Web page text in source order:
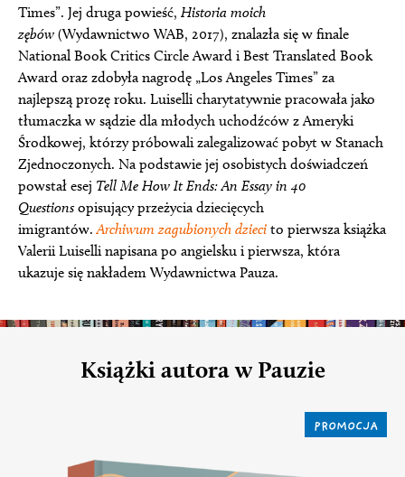
Times”. Jej druga powieść, Historia moich
zębów (Wydawnictwo WAB, 2017), znalazła się w finale
National Book Critics Circle Award i Best Translated Book
Award oraz zdobyła nagrodę „Los Angeles Times” za
najlepszą prozę roku. Luiselli charytatywnie pracowała jako
tłumaczka w sądzie dla młodych uchodźców z Ameryki
Środkowej, którzy próbowali zalegalizować pobyt w Stanach
Zjednoczonych. Na podstawie jej osobistych doświadczeń
powstał esej Tell Me How It Ends: An Essay in 40
Questions opisujący przeżycia dziecięcych
imigrantów.Archiwum zagubionych dzieci to pierwsza książka
Valerii Luiselli napisana po angielsku i pierwsza, która
ukazuje się nakładem Wydawnictwa Pauza.
Książki autora w Pauzie
PROMOCJA